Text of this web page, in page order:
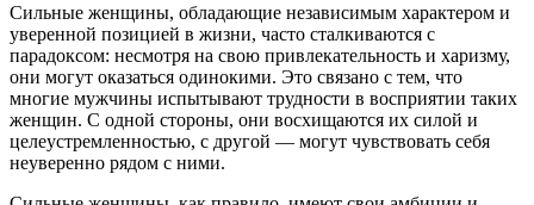
Сильные женщины, обладающие независимым характером и
уверенной позицией в жизни, часто сталкиваются с
парадоксом: несмотря на свою привлекательность и харизму,
они могут оказаться одинокими. Это связано с тем, что
многие мужчины испытывают трудности в восприятии таких
женщин. С одной стороны, они восхищаются их силой и
целеустремленностью, с другой — могут чувствовать себя
неуверенно рядом с ними.